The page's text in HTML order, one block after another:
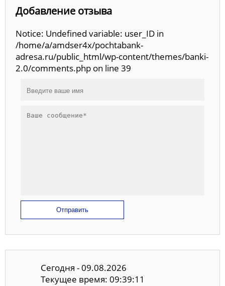
Добавление отзыва
Notice: Undefined variable: user_ID in
/home/a/amdser4x/pochtabank-
adresa.ru/public_html/wp-content/themes/banki-
2.0/comments.php on line 39
Отправить
Сегодня - 09.08.2026
Текущее время: 09:39:11